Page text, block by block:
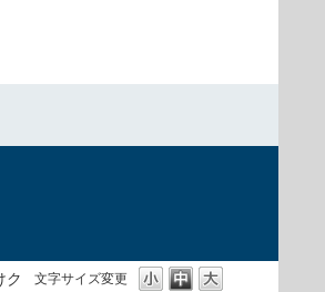
文字サイズ変更
ク